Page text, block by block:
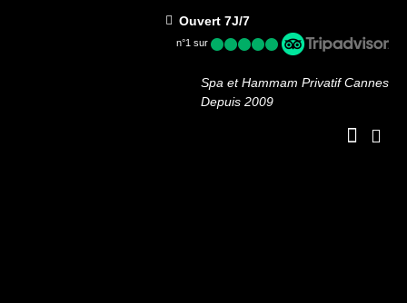
Ouvert 7J/7
n°1 sur
Spa et Hammam Privatif Cannes
Depuis 2009